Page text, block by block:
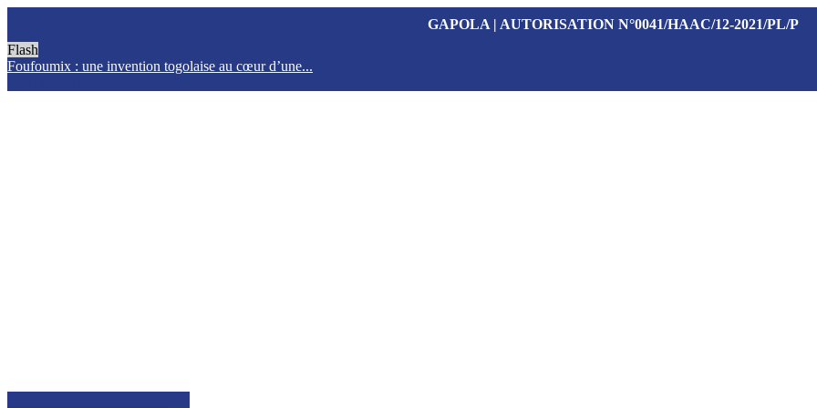
GAPOLA | AUTORISATION N°0041/HAAC/12-2021/PL/P
Flash
Foufoumix : une invention togolaise au cœur d’une...